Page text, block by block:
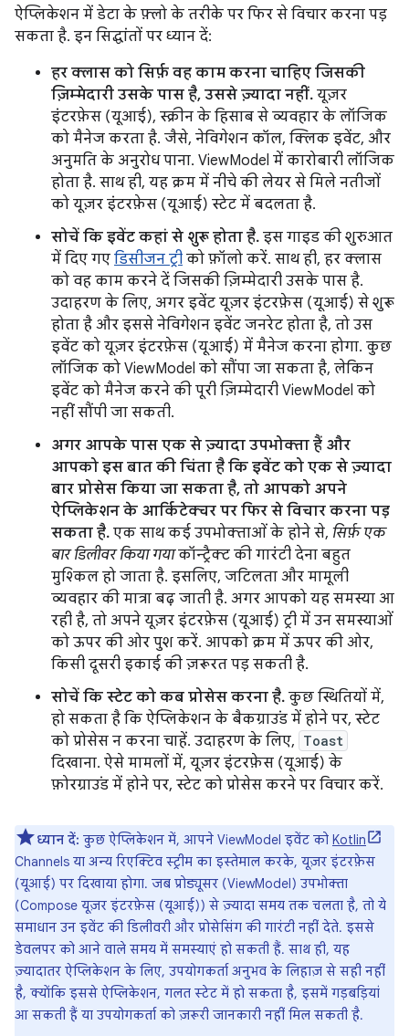
ऐप्लिकेशन में डेटा के फ़्लो के तरीके पर फिर से विचार करना पड़
सकता है. इन सिद्धांतों पर ध्यान दें:
हर क्लास को सिर्फ़ वह काम करना चाहिए जिसकी
ज़िम्मेदारी उसके पास है, उससे ज़्यादा नहीं. यूज़र
इंटरफ़ेस (यूआई), स्क्रीन के हिसाब से व्यवहार के लॉजिक
को मैनेज करता है. जैसे, नेविगेशन कॉल, क्लिक इवेंट, और
अनुमति के अनुरोध पाना. ViewModel में कारोबारी लॉजिक
होता है. साथ ही, यह क्रम में नीचे की लेयर से मिले नतीजों
को यूज़र इंटरफ़ेस (यूआई) स्टेट में बदलता है.
सोचें कि इवेंट कहां से शुरू होता है. इस गाइड की शुरुआत
में दिए गए डिसीजन ट्री को फ़ॉलो करें. साथ ही, हर क्लास
को वह काम करने दें जिसकी ज़िम्मेदारी उसके पास है.
उदाहरण के लिए, अगर इवेंट यूज़र इंटरफ़ेस (यूआई) से शुरू
होता है और इससे नेविगेशन इवेंट जनरेट होता है, तो उस
इवेंट को यूज़र इंटरफ़ेस (यूआई) में मैनेज करना होगा. कुछ
लॉजिक को ViewModel को सौंपा जा सकता है, लेकिन
इवेंट को मैनेज करने की पूरी ज़िम्मेदारी ViewModel को
नहीं सौंपी जा सकती.
अगर आपके पास एक से ज़्यादा उपभोक्ता हैं और
आपको इस बात की चिंता है कि इवेंट को एक से ज़्यादा
बार प्रोसेस किया जा सकता है, तो आपको अपने
ऐप्लिकेशन के आर्किटेक्चर पर फिर से विचार करना पड़
सकता है. एक साथ कई उपभोक्ताओं के होने से, सिर्फ़ एक
बार डिलीवर किया गयाकॉन्ट्रैक्ट की गारंटी देना बहुत
मुश्किल हो जाता है. इसलिए, जटिलता और मामूली
व्यवहार की मात्रा बढ़ जाती है. अगर आपको यह समस्या आ
रही है, तो अपने यूज़र इंटरफ़ेस (यूआई) ट्री में उन समस्याओं
को ऊपर की ओर पुश करें. आपको क्रम में ऊपर की ओर,
किसी दूसरी इकाई की ज़रूरत पड़ सकती है.
सोचें कि स्टेट को कब प्रोसेस करना है. कुछ स्थितियों में,
हो सकता है कि ऐप्लिकेशन के बैकग्राउंड में होने पर, स्टेट
को प्रोसेस न करना चाहें. उदाहरण के लिए, Toast
दिखाना. ऐसे मामलों में, यूज़र इंटरफ़ेस (यूआई) के
फ़ोरग्राउंड में होने पर, स्टेट को प्रोसेस करने पर विचार करें.
ध्यान दें: कुछ ऐप्लिकेशन में, आपने ViewModel इवेंट को Kotlin
Channels या अन्य रिएक्टिव स्ट्रीम का इस्तेमाल करके, यूज़र इंटरफ़ेस
(यूआई) पर दिखाया होगा. जब प्रोड्यूसर (ViewModel) उपभोक्ता
(Compose यूज़र इंटरफ़ेस (यूआई)) से ज़्यादा समय तक चलता है, तो ये
समाधान उन इवेंट की डिलीवरी और प्रोसेसिंग की गारंटी नहीं देते. इससे
डेवलपर को आने वाले समय में समस्याएं हो सकती हैं. साथ ही, यह
ज़्यादातर ऐप्लिकेशन के लिए, उपयोगकर्ता अनुभव के लिहाज़ से सही नहीं
है, क्योंकि इससे ऐप्लिकेशन, गलत स्टेट में हो सकता है, इसमें गड़बड़ियां
आ सकती हैं या उपयोगकर्ता को ज़रूरी जानकारी नहीं मिल सकती है.